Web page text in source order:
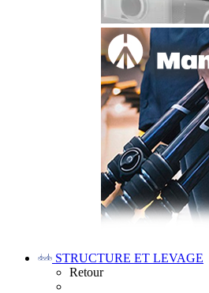
STRUCTURE ET LEVAGE
Retour